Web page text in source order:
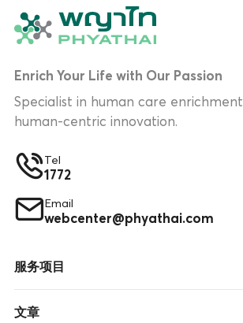
Enrich Your Life with Our Passion
Specialist in human care enrichment
human-centric innovation.
Tel
1772
Email
webcenter@phyathai.com
服务项目
文章